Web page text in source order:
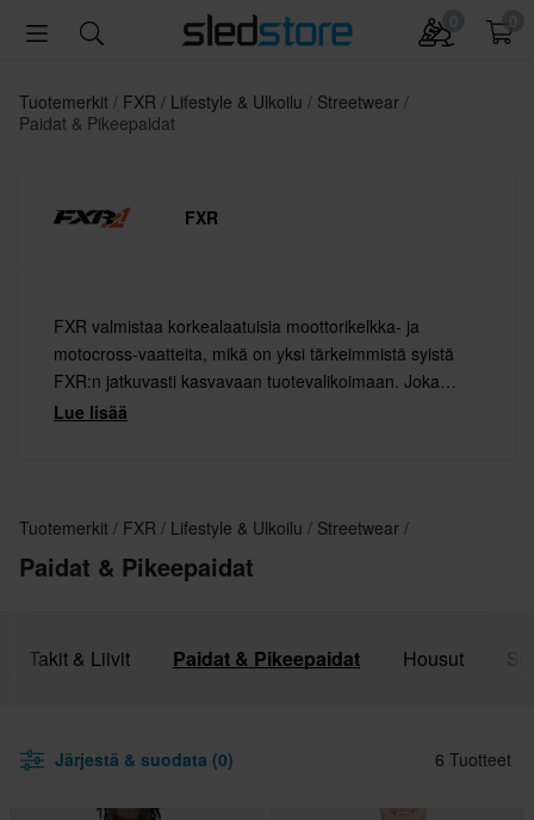
Tuotemerkit FXR Lifestyle & Ulkoilu
Streetwear
Paidat & Pikeepaidat
FXR
FXR valmistaa korkealaatuisia moottorikelkka- ja
motocross-vaatteita, mikä on yksi tärkeimmistä syistä
FXR:n jatkuvasti kasvavaan tuotevalikoimaan. Joka
vuosi valikoimaan lisätään uusia, entistä laadukkaampia
Lue lisää
Tuotemerkit FXR Lifestyle & Ulkoilu Streetwear
Paidat & Pikeepaidat
Takit & Liivit Paidat & Pikeepaidat Housut
Järjestä & suodata (0) 6 Tuotteet